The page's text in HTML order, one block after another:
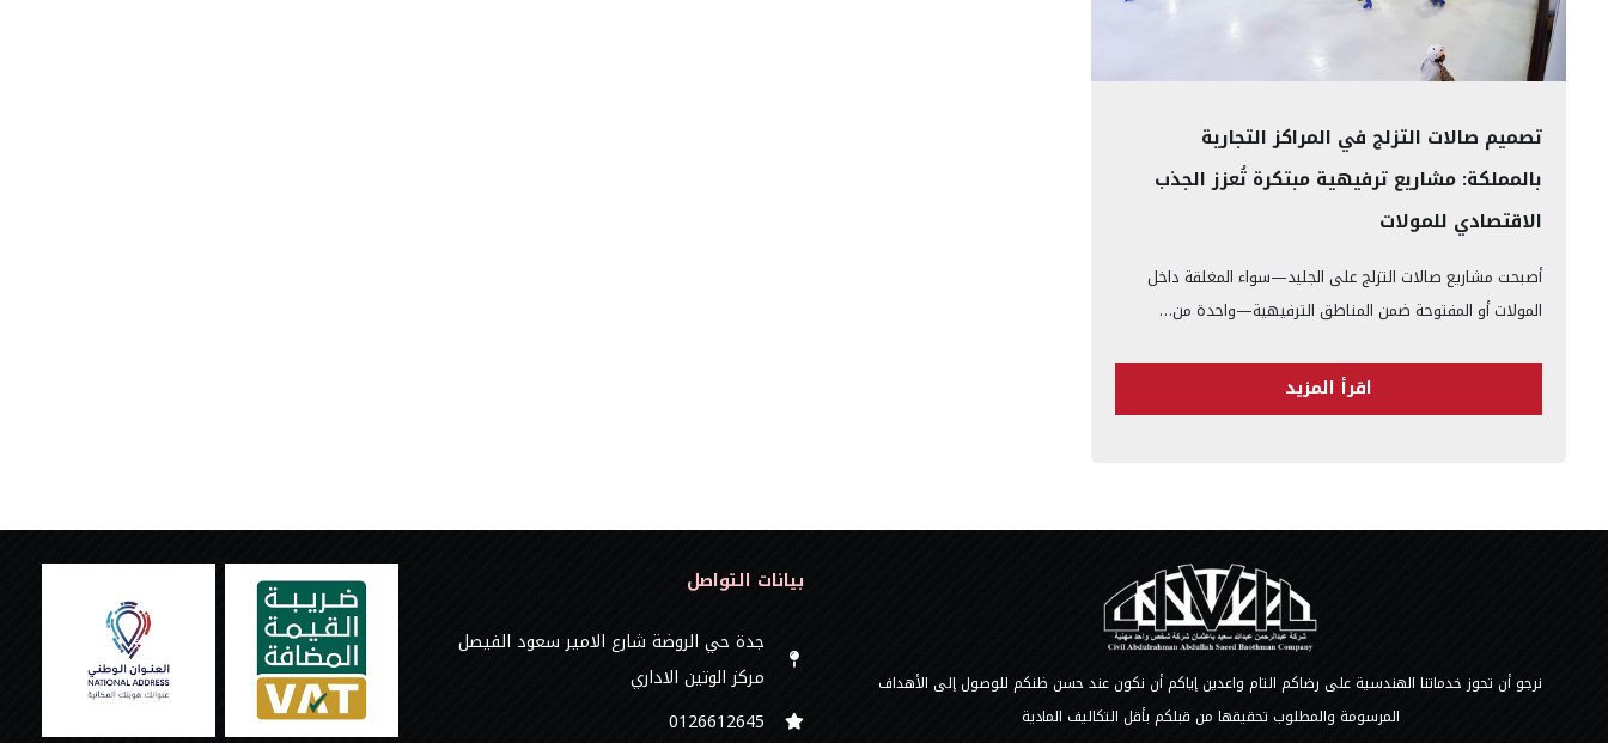
تصميم صالات التزلج في المراكز التجارية
بالمملكة: مشاريع ترفيهية مبتكرة تُعزز الجذب
الاقتصادي للمولات
أصبحت مشاريع صالات التزلج على الجليد—سواء المغلقة داخل
المولات أو المفتوحة ضمن المناطق الترفيهية—واحدة من…
اقرأ المزيد
نرجو أن تحوز خدماتنا الهندسية على رضاكم التام واعدين إياكم أن نكون عند حسن ظنكم للوصول إلى الأهداف
المرسومة والمطلوب تحقيقها من قبلكم بأقل التكاليف المادية
بيانات التواصل
جدة حي الروضة شارع الامير سعود الفيصل
مركز الوتين الاداري
0126612645‬